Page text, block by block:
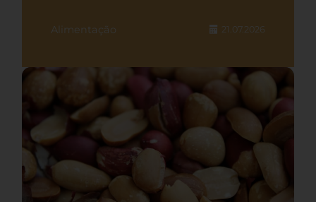
Alimentação 21.07.2026